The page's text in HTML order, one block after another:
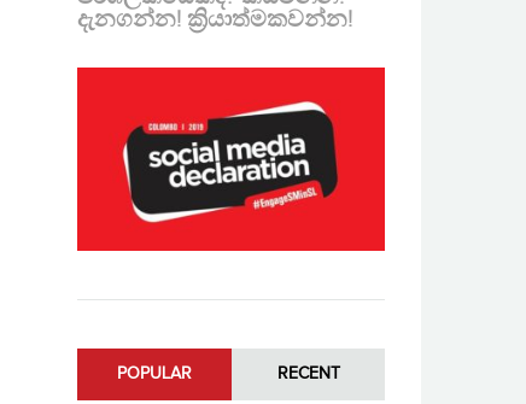
දැනගන්න! ක්‍රියාත්මකවන්න!
POPULAR RECENT